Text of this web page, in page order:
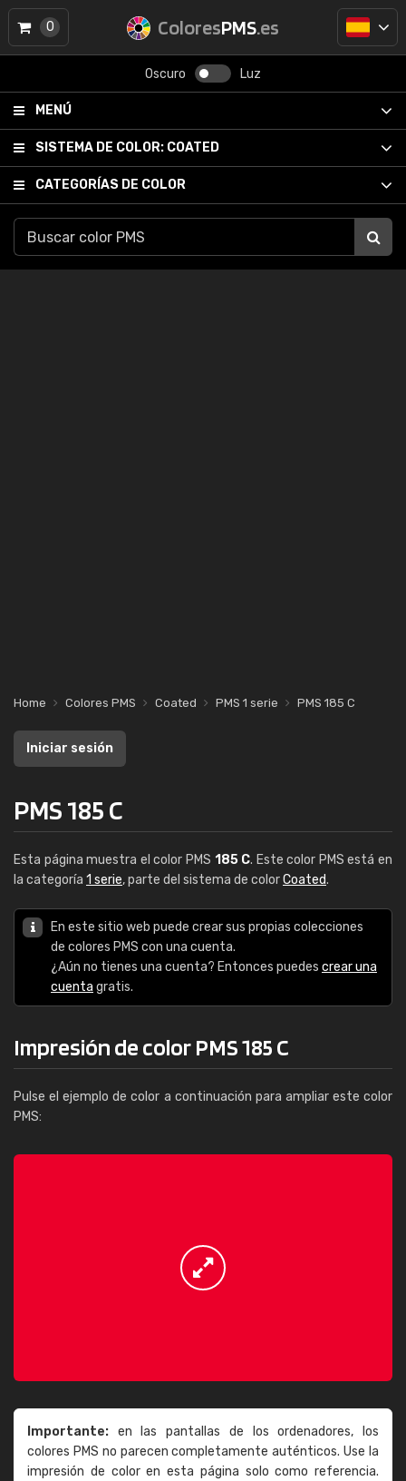
ColoresPMS.es
Oscuro Luz
MENÚ
SISTEMA DE COLOR: COATED
CATEGORÍAS DE COLOR
0
Home Colores PMS Coated PMS 1 serie PMS 185 C
Iniciar sesión
PMS 185 C
Esta página muestra el color PMS 185 C. Este color PMS está en
la categoría 1 serie, parte del sistema de colorCoated.
En este sitio web puede crear sus propias colecciones
de colores PMS con una cuenta.
¿Aún no tienes una cuenta? Entonces puedes crear una
cuenta gratis.
Impresión de color PMS 185 C
Pulse el ejemplo de color a continuación para ampliar este color
PMS:
Importante: en las pantallas de los ordenadores, los
colores PMS no parecen completamente auténticos. Use la
impresión de color en esta página solo como referencia.